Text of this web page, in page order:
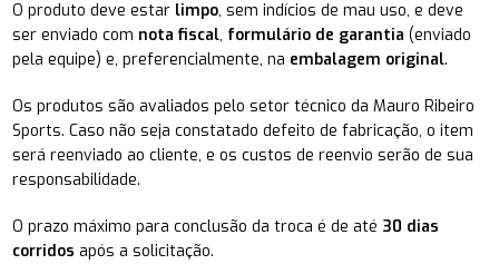
O produto deve estar limpo, sem indícios de mau uso, e deve
ser enviado com nota fiscal, formulário de garantia (enviado
pela equipe) e, preferencialmente, na embalagem original.
Os produtos são avaliados pelo setor técnico da Mauro Ribeiro
Sports. Caso não seja constatado defeito de fabricação, o item
será reenviado ao cliente, e os custos de reenvio serão de sua
responsabilidade.
O prazo máximo para conclusão da troca é de até 30 dias
corridos após a solicitação.